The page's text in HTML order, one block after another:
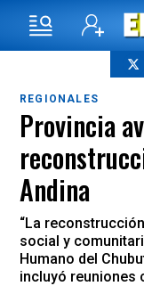
REGIONALES
Provincia
Andina
“La
social y
Humano del
incluyó reuniones